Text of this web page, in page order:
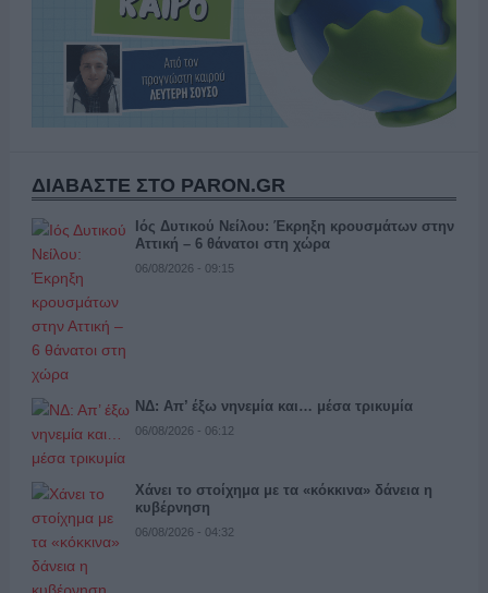
ΔΙΑΒΑΣΤΕ ΣΤΟ PARON.GR
Ιός Δυτικού Νείλου: Έκρηξη κρουσμάτων στην
Αττική – 6 θάνατοι στη χώρα
06/08/2026 - 09:15
ΝΔ: Απ’ έξω νηνεμία και… μέσα τρικυμία
06/08/2026 - 06:12
Χάνει το στοίχημα με τα «κόκκινα» δάνεια η
κυβέρνηση
06/08/2026 - 04:32